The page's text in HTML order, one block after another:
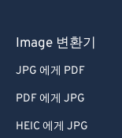
Image 변환기
JPG 에게 PDF
PDF 에게 JPG
HEIC 에게 JPG